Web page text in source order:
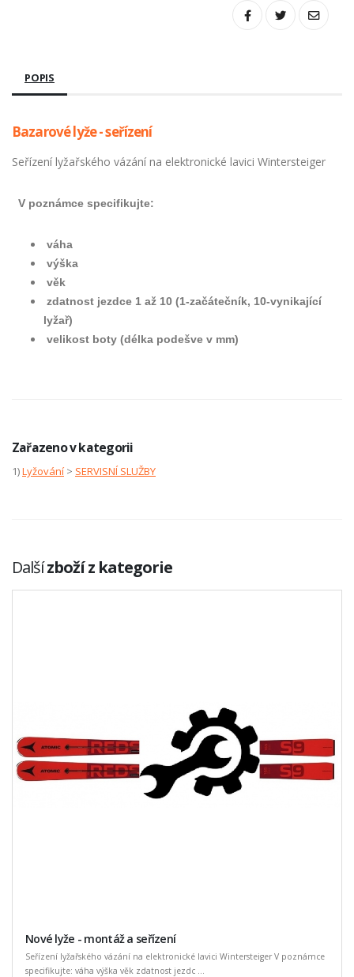
POPIS
Bazarové lyže - seřízení
Seřízení lyžařského vázání na elektronické lavici Wintersteiger
V poznámce specifikujte:
váha
výška
věk
zdatnost jezdce 1 až 10 (1-začátečník, 10-vynikající
lyžař)
velikost boty (délka podešve v mm)
Zařazeno v kategorii
1)Lyžování > SERVISNÍ SLUŽBY
Dalšízboží z kategorie
Nové lyže - montáž a seřízení
Seřízení lyžařského vázání na elektronické lavici Wintersteiger V poznámce
specifikujte: váha výška věk zdatnost jezdc ...